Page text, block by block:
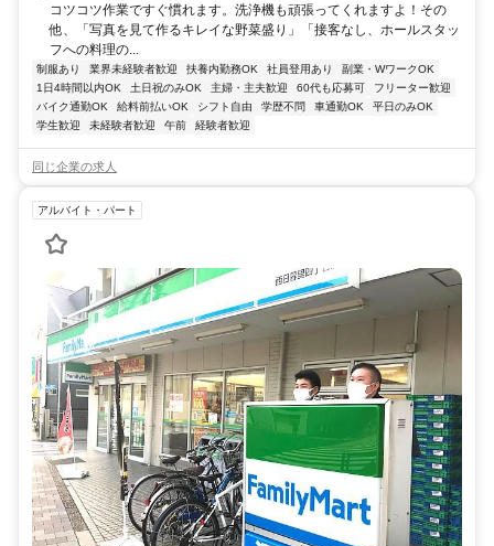
コツコツ作業ですぐ慣れます。洗浄機も頑張ってくれますよ！その
他、「写真を見て作るキレイな野菜盛り」「接客なし、ホールスタッ
フへの料理の...
制服あり 業界未経験者歓迎 扶養内勤務OK 社員登用あり
副業・WワークOK
1日4時間以内OK
土日祝のみOK 主婦・主夫歓迎 60代も応募可
フリーター歓迎
バイク通勤OK
給料前払いOK シフト自由 学歴不問 車通勤OK
平日のみOK
学生歓迎
未経験者歓迎 午前 経験者歓迎
同じ企業の求人
アルバイト・パート